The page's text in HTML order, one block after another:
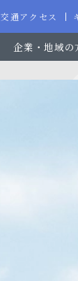
交通アクセス
企業・地域の